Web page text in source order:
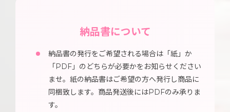
納品書について
納品書の発行をご希望される場合は「紙」か
「PDF」のどちらが必要かをお知らせください
ませ。紙の納品書はご希望の方へ発行し商品に
同梱致します。商品発送後にはPDFのみ承りま
す。